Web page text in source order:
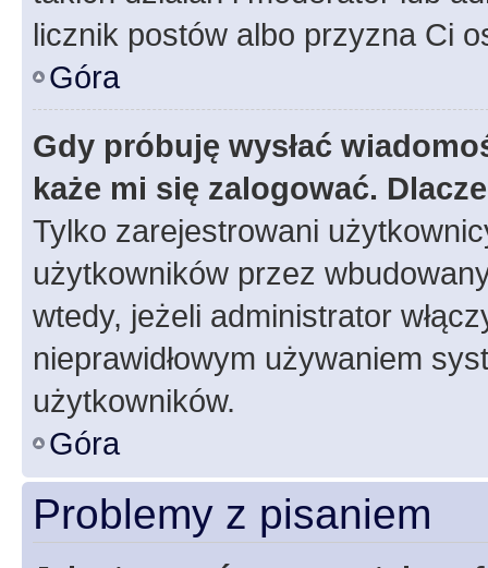
licznik postów albo przyzna Ci
Góra
Gdy próbuję wysłać
każe mi się zalogować.
Tylko zarejestrowani
użytkowników przez
wtedy, jeżeli administrator
nieprawidłowym używaniem
użytkowników.
Góra
Problemy z pisaniem